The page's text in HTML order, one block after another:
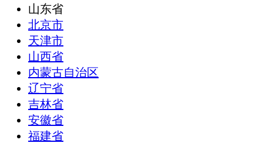
山东省
北京市
天津市
山西省
内蒙古自治区
辽宁省
吉林省
安徽省
福建省